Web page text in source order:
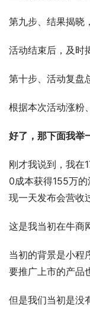
第九步、结果揭晓
活动结束后，及时
第十步、活动复盘
根据本次活动涨粉
好了，那下面我举
刚才我说到，我在
0成本获得155万
现一天发布会营收
这是我当初在牛商
当初的背景是小程
要推广上市的产品
但是我们当初是没